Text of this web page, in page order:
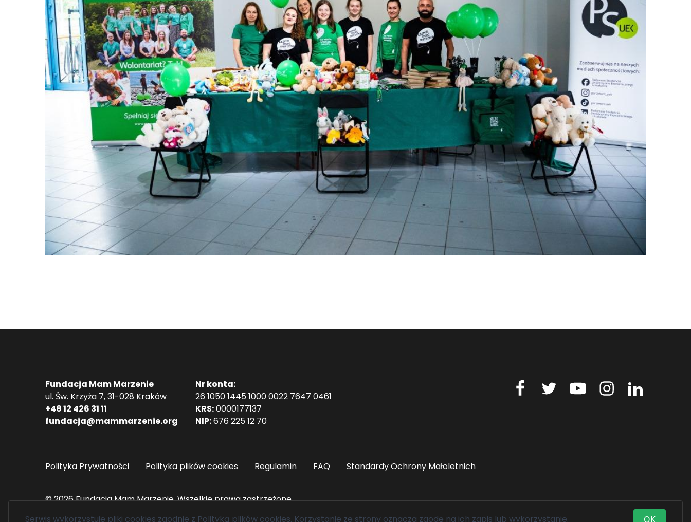
Fundacja Mam Marzenie
ul. Św. Krzyża 7, 31-028 Kraków
+48 12 426 31 11
fundacja@mammarzenie.org
Nr konta:
26 1050 1445 1000 0022 7647 0461
KRS:0000177137
NIP:676 225 12 70
Polityka Prywatności Polityka plików cookies Regulamin FAQ Standardy Ochrony Małoletnich
© 2026 Fundacja Mam Marzenie. Wszelkie prawa zastrzeżone.
Serwis wykorzystuje pliki cookies zgodnie z Polityką plików cookies. Korzystanie ze strony oznacza zgodę na ich zapis lub wykorzystanie. OK